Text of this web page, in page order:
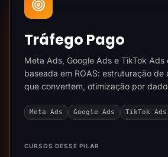
Tráfego Pago
Meta Ads, Google Ads e TikTok Ads
baseada em ROAS: estruturação de
que convertem, otimização por
Meta Ads Google Ads TikTok Ads
CURSOS DESSE PILAR